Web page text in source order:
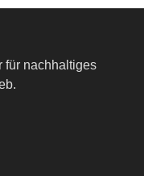
für nachhaltiges